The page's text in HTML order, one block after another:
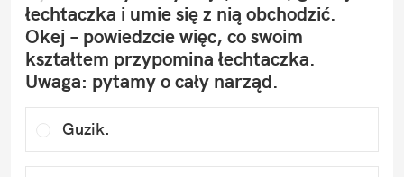
łechtaczka i umie się z nią obchodzić.
Okej – powiedzcie więc, co swoim
kształtem przypomina łechtaczka.
Uwaga: pytamy o cały narząd.
Guzik.